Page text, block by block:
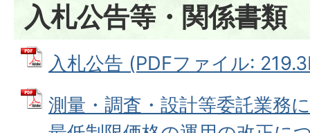
入札公告等・関係書類
入札公告 (PDFファイル:
測量・調査・設計等委託業務